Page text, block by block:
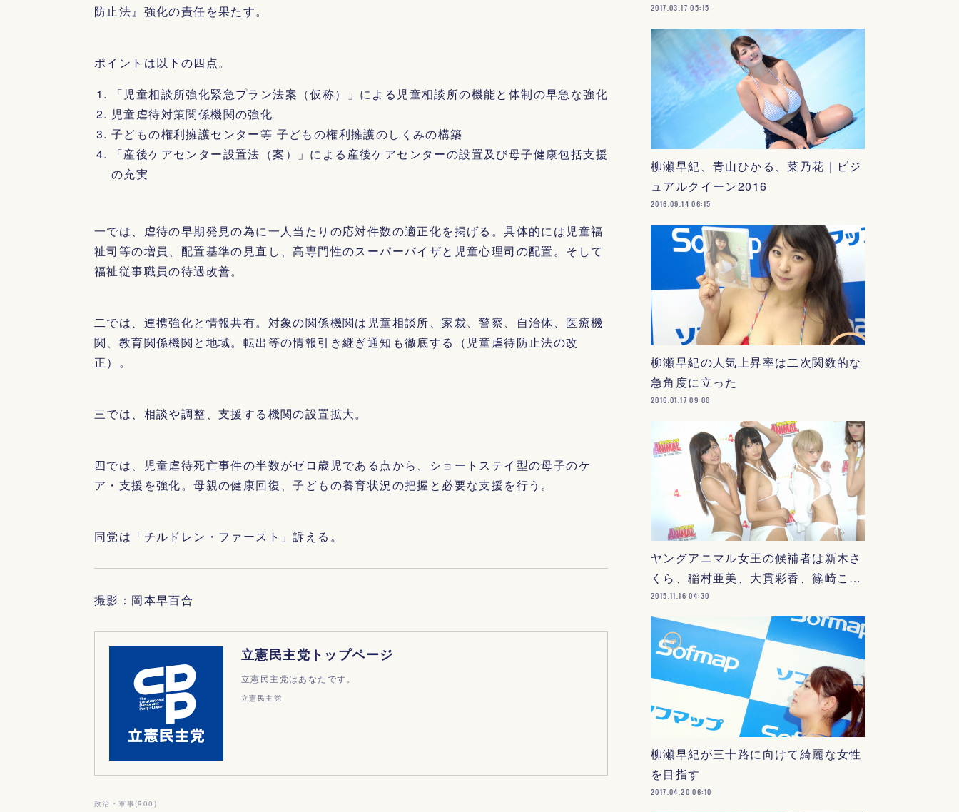
防止法』強化の責任を果たす。
ポイントは以下の四点。
「児童相談所強化緊急プラン法案（仮称）」による児童相談所の機能と体制の早急な強化
児童虐待対策関係機関の強化
子どもの権利擁護センター等 子どもの権利擁護のしくみの構築
「産後ケアセンター設置法（案）」による産後ケアセンターの設置及び母子健康包括支援
の充実
一では、虐待の早期発見の為に一人当たりの応対件数の適正化を掲げる。具体的には児童福
祉司等の増員、配置基準の見直し、高専門性のスーパーバイザと児童心理司の配置。そして
福祉従事職員の待遇改善。
二では、連携強化と情報共有。対象の関係機関は児童相談所、家裁、警察、自治体、医療機
関、教育関係機関と地域。転出等の情報引き継ぎ通知も徹底する（児童虐待防止法の改
正）。
三では、相談や調整、支援する機関の設置拡大。
四では、児童虐待死亡事件の半数がゼロ歳児である点から、ショートステイ型の母子のケ
ア・支援を強化。母親の健康回復、子どもの養育状況の把握と必要な支援を行う。
同党は「チルドレン・ファースト」訴える。
撮影：岡本早百合
立憲民主党トップページ
立憲民主党はあなたです。
立憲民主党
政治・軍事(900 )
2017.03.17 05:15
柳瀬早紀、青山ひかる、菜乃花｜ビジ
ュアルクイーン2016
2016.09.14 06:15
柳瀬早紀の人気上昇率は二次関数的な
急角度に立った
2016.01.17 09:00
ヤングアニマル女王の候補者は新木さ
くら、稲村亜美、大貫彩香、篠崎こ…
2015.11.16 04:30
柳瀬早紀が三十路に向けて綺麗な女性
を目指す
2017.04.20 06:10